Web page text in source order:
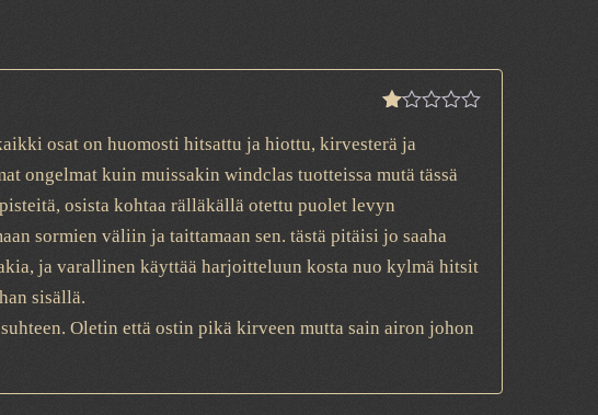
1
of
5
osat on huomosti hitsattu ja hiottu, kirvesterä ja
ongelmat kuin muissakin windclas tuotteissa mutä tässä
osista kohtaa rälläkällä otettu puolet levyn
sormien väliin ja taittamaan sen. tästä pitäisi jo saaha
ja varallinen käyttää harjoitteluun kosta nuo kylmä hitsit
sisällä.
Oletin että ostin pikä kirveen mutta sain airon johon